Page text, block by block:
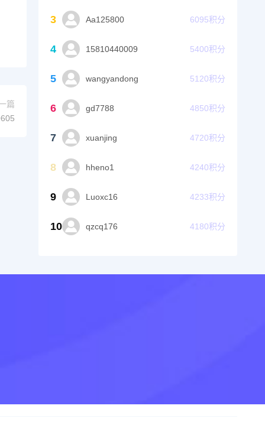
篇
3 Aa125800 6095积分
4 15810440009 5400积分
5 wangyandong 5120积分
6 gd7788 4850积分
7 xuanjing 4720积分
8 hheno1 4240积分
9 Luoxc16 4233积分
10 qzcq176 4180积分